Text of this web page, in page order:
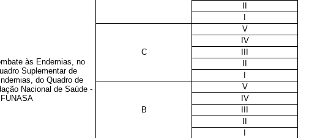
às Endemias, no
Suplementar de
do Quadro de
Nacional de Saúde -
FUNASA
C
V
IV
B
V
IV